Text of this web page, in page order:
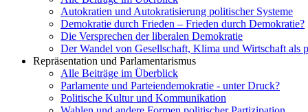
Autokratien und Autokratisierung politischer Systeme
Demokratie durch Frieden – Frieden durch Demokratie?
Die Versprechen der liberalen Demokratie
Der Wandel von Gesellschaft, Klima und Wirtschaft als
Repräsentation und Parlamentarismus
Alle Beiträge im Überblick
Parlamente und Parteiendemokratie - unter Druck?
Politische Kultur und Kommunikation